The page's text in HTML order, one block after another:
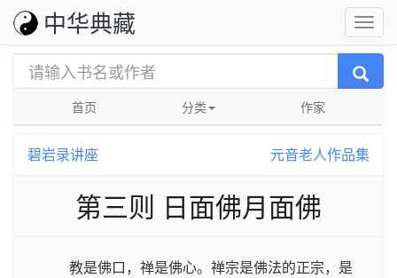
中华典藏
首页 分类 作家
碧岩录讲座 元音老人作品集
第三则 日面佛月面佛
教是佛口，禅是佛心。禅宗是佛法的正宗，是